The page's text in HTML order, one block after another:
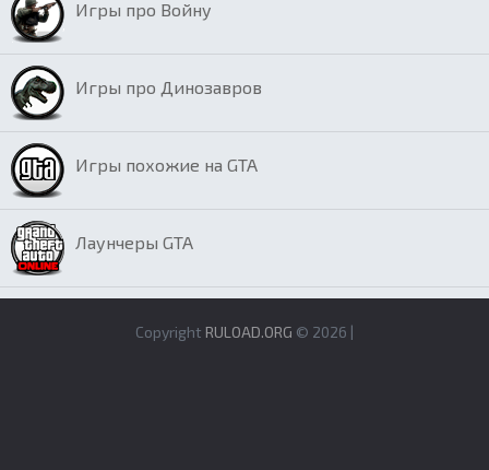
Игры про Войну
Игры про Динозавров
Игры похожие на GTA
Лаунчеры GTA
Copyright RULOAD.ORG © 2026 |